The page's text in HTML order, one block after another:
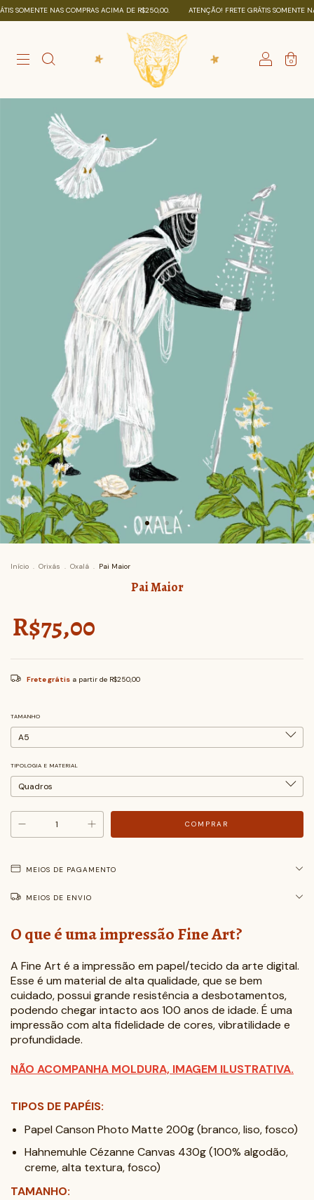
SOMENTE NAS COMPRAS ACIMA DE R$250,00. ATENÇÃO! FRETE GRÁTIS SOMENTE
0
Início Orixás Oxalá Pai Maior
Pai Maior
R$75,00
Frete grátis a partir de R$250,00
TAMANHO
TIPOLOGIA E MATERIAL
MEIOS DE PAGAMENTO
MEIOS DE ENVIO
O que é uma impressão Fine Art?
A Fine Art é a impressão em papel/tecido da arte digital.
Esse é um material de alta qualidade, que se bem
cuidado, possui grande resistência a desbotamentos,
podendo chegar intacto aos 100 anos de idade. É uma
impressão com alta fidelidade de cores, vibratilidade e
profundidade.
NÃO ACOMPANHA MOLDURA, IMAGEM ILUSTRATIVA.
TIPOS DE PAPÉIS:
Papel Canson Photo Matte 200g (branco, liso, fosco)
Hahnemuhle Cézanne Canvas 430g (100% algodão,
creme, alta textura, fosco)
TAMANHO: